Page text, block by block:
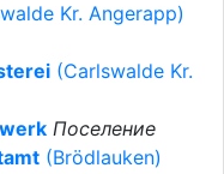
Kr. Angerapp)
(Carlswalde Kr.
Поселение
(Brödlauken)